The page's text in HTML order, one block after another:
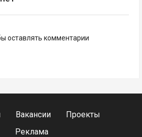
оставлять комментарии
Вакансии
Проекты
Реклама